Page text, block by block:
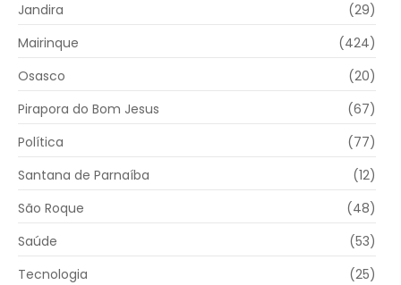
Jandira
(29)
Mairinque
(424)
Osasco
(20)
Pirapora do Bom Jesus
(67)
Política
(77)
Santana de Parnaíba
(12)
São Roque
(48)
Saúde
(53)
Tecnologia
(25)